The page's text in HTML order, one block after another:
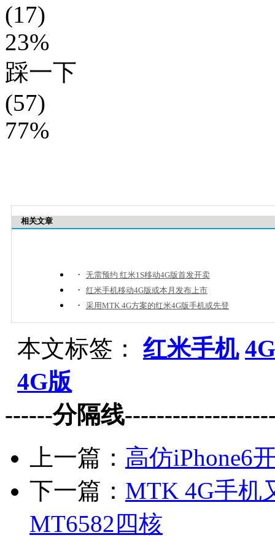
(17)
23%
踩一下
(57)
77%
相关文章
· 无需预约 红米1S移动4G版首发开卖
· 红米手机移动4G版或本月发布上市
· 采用MTK 4G方案的红米4G版手机或先登
本文标签： 红米手机
4G版
------分隔线
上一篇： 高仿iPhone6
下一篇： MTK 4G手机
MT6582四核